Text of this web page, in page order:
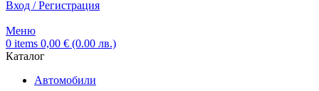
Вход / Регистрация
Меню
0 items 0,00 € (0.00 лв.)
Каталог
Автомобили